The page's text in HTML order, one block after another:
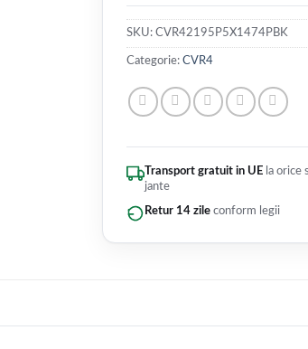
SKU: CVR42195P5X1474PBK
Categorie: CVR4
Transport gratuit in UE la orice
jante
Retur 14 zile conform legii